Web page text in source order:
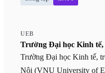
Khác với các trường đại
không tổ chức tuyển sinh
UEB
Trường Đại học Kinh
Trường Đại học Kinh tế,
Nội (VNU University of